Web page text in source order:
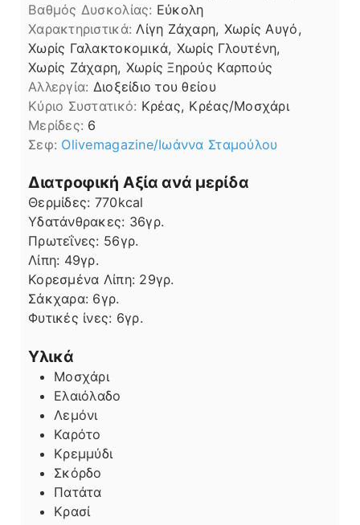
Βαθμός Δυσκολίας: Εύκολη
Χαρακτηριστικά: Λίγη Ζάχαρη, Χωρίς Αυγό,
Χωρίς Γαλακτοκομικά, Χωρίς Γλουτένη,
Χωρίς Ζάχαρη, Χωρίς Ξηρούς Καρπούς
Αλλεργία: Διοξείδιο του θείου
Kύριο Συστατικό: Κρέας, Κρέας/Μοσχάρι
Μερίδες: 6
Σεφ: Οlivemagazine/Ιωάννα Σταμούλου
Διατροφική Αξία ανά μερίδα
Θερμίδες: 770kcal
Υδατάνθρακες: 36γρ.
Πρωτεΐνες: 56γρ.
Λίπη
Λίπη: 49γρ.
Κορεσμένα Λίπη: 29γρ.
Σάκχαρα: 6γρ.
Φυτικές ίνες: 6γρ.
Υλικά
Μοσχάρι
Ελαιόλαδο
Λεμόνι
Καρότο
Κρεμμύδι
Σκόρδο
Πατάτα
Κρασί